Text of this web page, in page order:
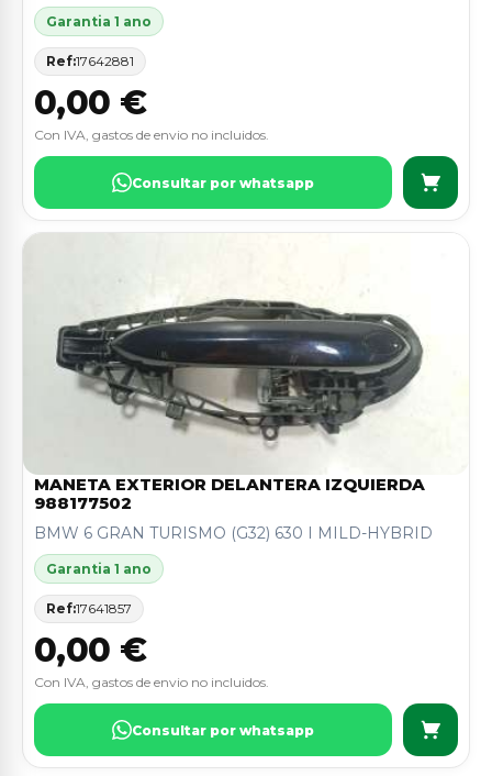
Garantia 1 ano
Ref:17642881
0,00 €
Con IVA, gastos de envio no incluidos.
Consultar por whatsapp
MANETA EXTERIOR DELANTERA IZQUIERDA
988177502
BMW 6 GRAN TURISMO (G32) 630 I MILD-HYBRID
Garantia 1 ano
Ref:17641857
0,00 €
Con IVA, gastos de envio no incluidos.
Consultar por whatsapp